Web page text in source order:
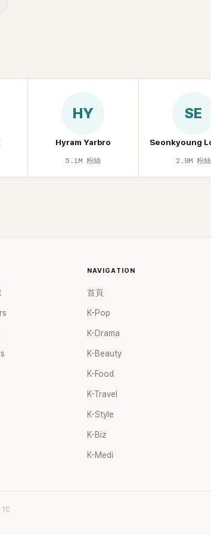
HY
Hyram Yarbro
5.1M 粉絲
SE
Seonkyoung
2.9M 粉絲
NAVIGATION
首頁
K-Pop
K-Drama
K-Beauty
K-Food
K-Travel
K-Style
K-Biz
K-Medi